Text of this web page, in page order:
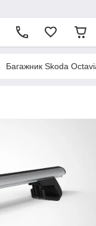
Багажник Skoda